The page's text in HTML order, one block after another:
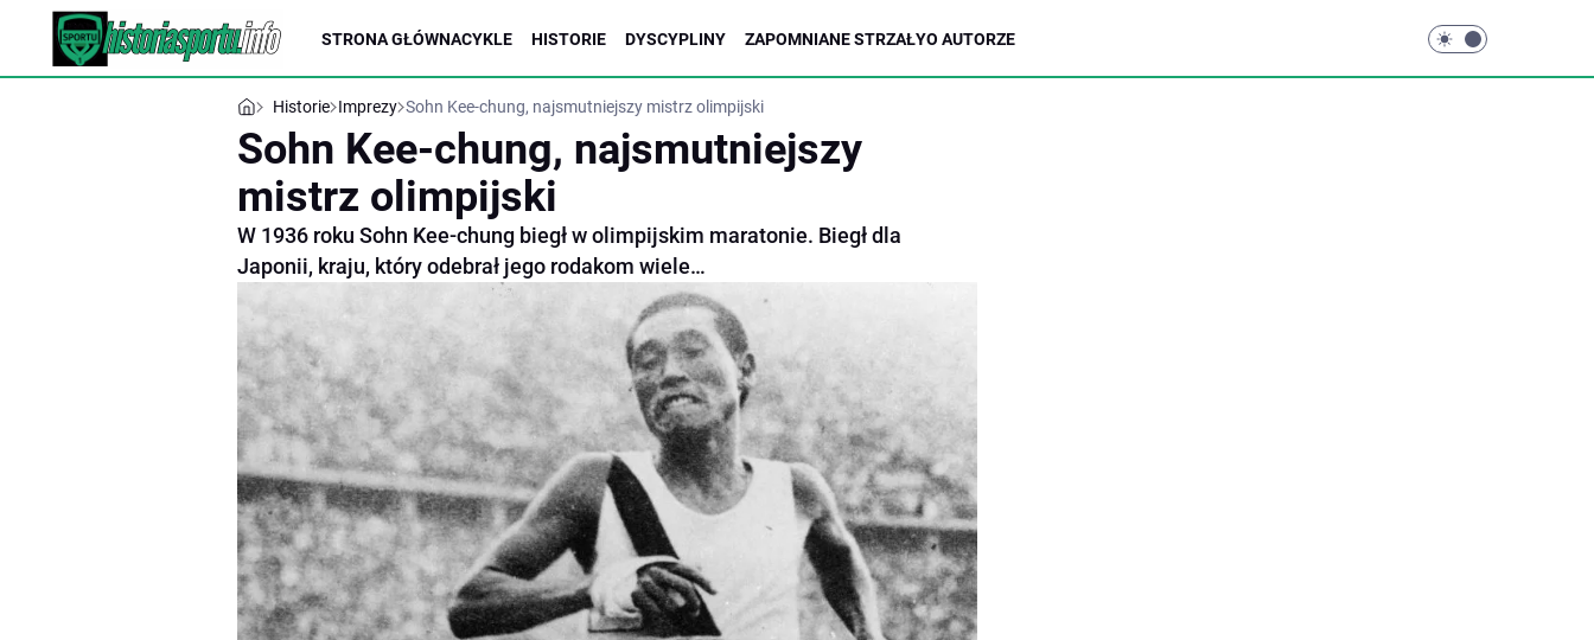
STRONA GŁÓWNACYKLE HISTORIE DYSCYPLINY ZAPOMNIANE STRZAŁYO AUTORZE
Historie Imprezy Sohn Kee-chung, najsmutniejszy mistrz olimpijski
Sohn Kee-chung, najsmutniejszy
mistrz olimpijski
W 1936 roku Sohn Kee-chung biegł w olimpijskim maratonie. Biegł dla
Japonii, kraju, który odebrał jego rodakom wiele…